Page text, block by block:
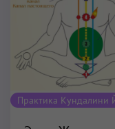
Практика Кундалини